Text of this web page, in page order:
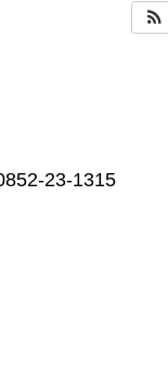
23-1315